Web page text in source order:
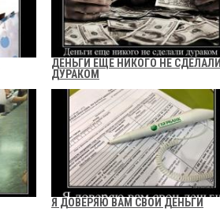
ДЕНЬГИ ЕЩЕ НИКОГО НЕ СДЕЛАЛИ
ДУРАКОМ
Я ДОВЕРЯЮ ВАМ СВОИ ДЕНЬГИ